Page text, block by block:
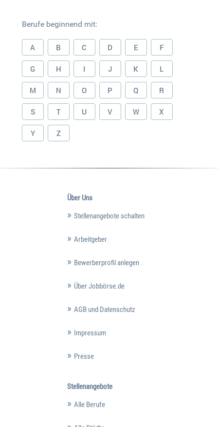
Berufe beginnend mit:
A B C D E F
G H I J K L
M N O P Q R
S T U V W X
Y Z
Über Uns
Stellenangebote schalten
Arbeitgeber
Bewerberprofil anlegen
Über Jobbörse.de
AGB und Datenschutz
Impressum
Presse
Stellenangebote
Alle Berufe